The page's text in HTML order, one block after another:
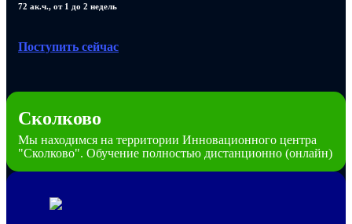
72 ак.ч., от 1 до 2 недель
Поступить сейчас
Сколково
Мы находимся на территории Инновационного центра
"Сколково". Обучение полностью дистанционно (онлайн)